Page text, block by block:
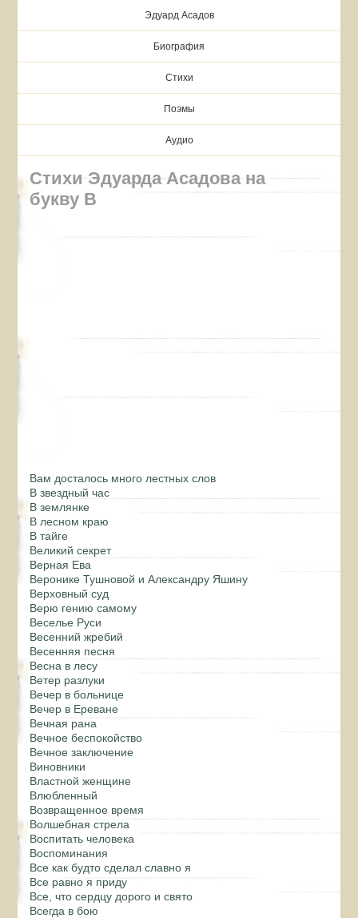
Эдуард Асадов
Биография
Стихи
Поэмы
Аудио
Стихи Эдуарда Асадова на
букву В
Вам досталось много лестных слов
В звездный час
В землянке
В лесном краю
В тайге
Великий секрет
Верная Ева
Веронике Тушновой и Александру Яшину
Верховный суд
Верю гению самому
Веселье Руси
Весенний жребий
Весенняя песня
Весна в лесу
Ветер разлуки
Вечер в больнице
Вечер в Ереване
Вечная рана
Вечное беспокойство
Вечное заключение
Виновники
Властной женщине
Влюбленный
Возвращенное время
Волшебная стрела
Воспитать человека
Воспоминания
Все как будто сделал славно я
Все равно я приду
Все, что сердцу дорого и свято
Всегда в бою